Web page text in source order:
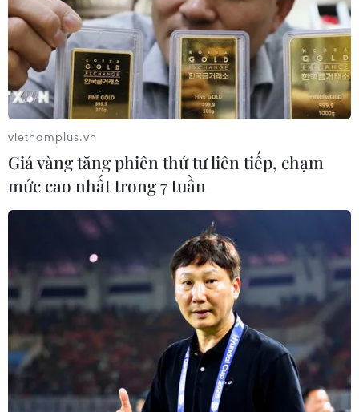
giới tranh chấp chạy dọc theo sông Evros.
Bộ trưởng Quốc phòng Thổ Nhĩ Kỳ Hulusi Akar. (Ảnh:
AFP/TTXVN)
Trên kênh telegram ngày 6/6, bình luận về việc
Hy Lạp tuyên bố sẵn sàng cho chiến tranh, Bộ
vietnamplus.vn
Giá vàng tăng phiên thứ tư liên tiếp, chạm
mức cao nhất trong 7 tuần